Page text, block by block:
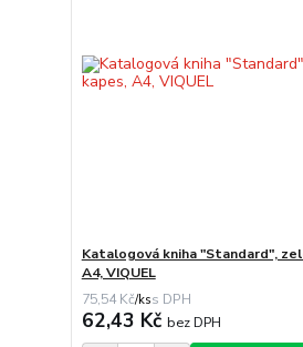
Katalogová kniha "Standard",
A4, VIQUEL
75,54 Kč/ks
62,43 Kč bez DPH